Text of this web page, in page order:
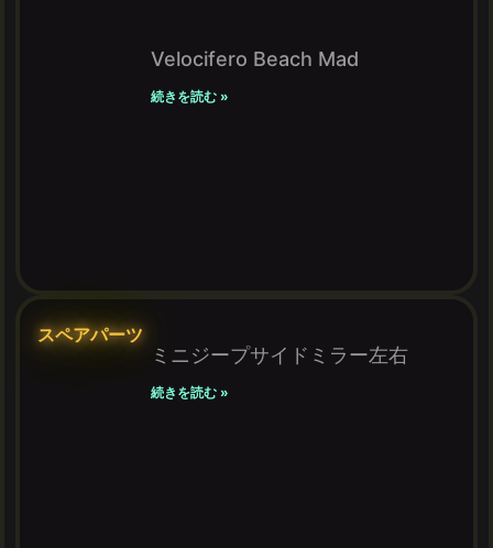
Velocifero Beach Mad
続きを読む »
スペアパーツ
ミニジープサイドミラー左右
続きを読む »